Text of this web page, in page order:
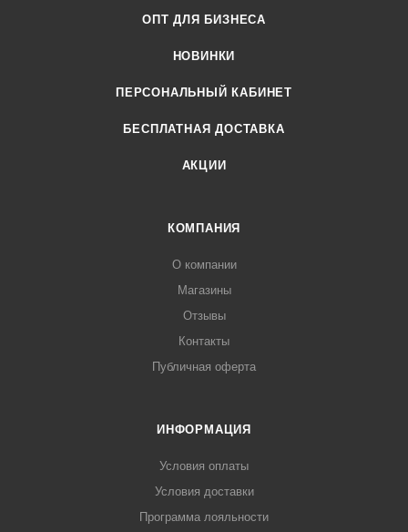
ОПТ ДЛЯ БИЗНЕСА
НОВИНКИ
ПЕРСОНАЛЬНЫЙ КАБИНЕТ
БЕСПЛАТНАЯ ДОСТАВКА
АКЦИИ
КОМПАНИЯ
О компании
Магазины
Отзывы
Контакты
Публичная оферта
ИНФОРМАЦИЯ
Условия оплаты
Условия доставки
Программа лояльности